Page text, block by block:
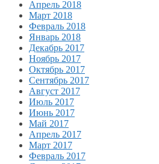
Апрель 2018
Март 2018
Февраль 2018
Январь 2018
Декабрь 2017
Ноябрь 2017
Октябрь 2017
Сентябрь 2017
Август 2017
Июль 2017
Июнь 2017
Май 2017
Апрель 2017
Март 2017
Февраль 2017